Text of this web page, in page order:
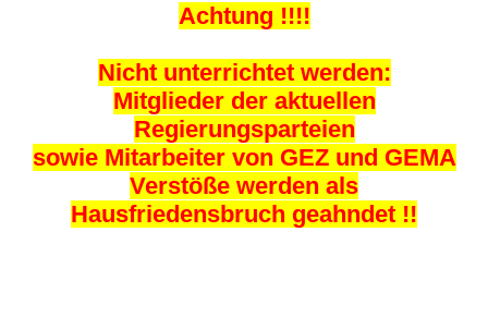
Achtung !!!!
Nicht unterrichtet werden:
Mitglieder der aktuellen
Regierungsparteien
sowie Mitarbeiter von GEZ und GEMA
Verstöße werden als
Hausfriedensbruch geahndet !!